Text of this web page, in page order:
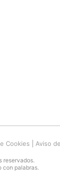
Cookies Aviso
reservados.
con palabras.